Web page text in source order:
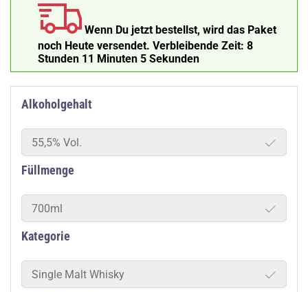
Wenn Du jetzt bestellst, wird das Paket
noch Heute versendet. Verbleibende Zeit: 8
Stunden 11 Minuten 4 Sekunden
Alkoholgehalt
55,5% Vol.
Füllmenge
700ml
Kategorie
Single Malt Whisky